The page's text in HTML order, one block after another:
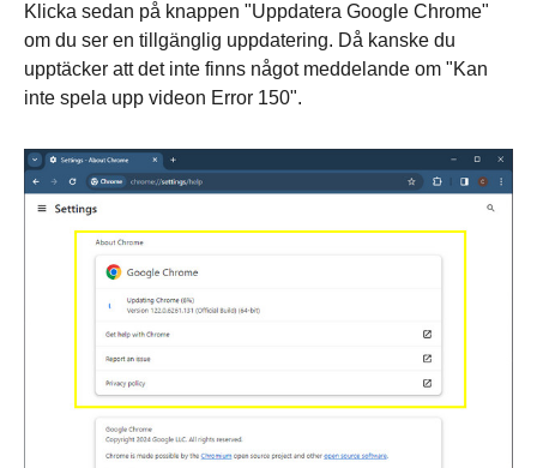
Steg 1.
Steg 2.
Klicka sedan på knappen "Uppdatera Google Chrome"
om du ser en tillgänglig uppdatering. Då kanske du
upptäcker att det inte finns något meddelande om "Kan
inte spela upp videon Error 150".